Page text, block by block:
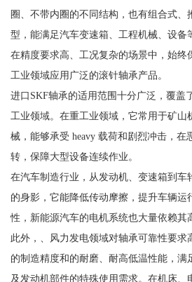
圈、不带内圈的不同结构，也有组合式、
型，能满足汽车变速箱、工程机械、设备
在精度要求高、工况复杂的场景中，始终
工业领域应用广泛的滚针轴承产品。
进口SKF轴承的适用范围十分广泛，覆盖
工业领域。在重工业领域，它常用于矿山
械，能够承受 heavy 载荷和剧烈冲击，在
转，保障大型设备连续作业。
在汽车制造行业，从发动机、变速箱到车
的身影，它能降低传动摩擦，提升车辆运
性，新能源汽车的电机系统也大量依赖其
此外，、风力发电领域对轴承可靠性要求
的制造精度和的耐磨、耐高低温性能，满
及发动机部件的特殊使用需求。在机床、